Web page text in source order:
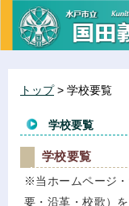
トップ> 学校要覧
学校要覧
学校要覧
※当ホームページ
要・沿革・校歌）